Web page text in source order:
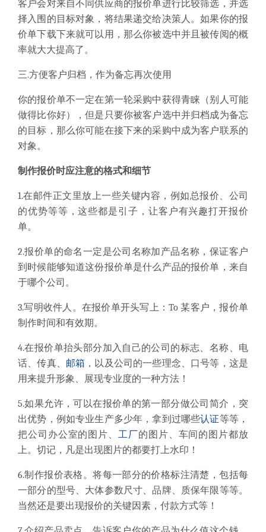
客户会对来自不同供应商的报价单进行比较筛选，并选
择入围的目标对象，将结果递交给决策人。如果你的报
价单下载下来就可以用，那么你被选中并且被传阅的概
率就大大提高了。
三.方便客户归档，作为备忘再次使用
你的报价单不一定在第一轮采购中获得青睐（别人可能
做得比你好），但是只要你被客户选中并归档成为备忘
的目标，那么你可能在接下来的采购中成为客户联系的
对象。
制作报价时应注意的格式和细节
1.在邮件正文里放上一些关键内容，例如总报价、公司
的优势等等，这些都是引子，让客户有兴趣打开报价
单。
2.报价单的命名一定是公司名称加产品名称，保证客户
到时候能够知道这份报价单是什么产品的报价单，来自
于哪个公司。
3.写明收件人。在报价单开头写上：To 某客户，报价单
制作时间和有效期。
4.在报价单抬头部分加入自己的公司的标志、名称、电
话、传真、 邮箱 ，以及公司的一些理念、口号等，这是
用来提升形象、展现专业度的一种方法！
5.如果允许，可以在报价单的第一部分做公司简介，突
出优势，例如专业生产多少年，拿到过哪些认证等等，
把公司办公室的图片、工厂的图片、车间的图片都放
上。切记，凡是出现图片的都要打上水印！
6.制作报价表格。将每一部分的价格标注清楚，包括每
一部分的型号、大体参数尺寸、品牌、质保年限等等。
当然还是要出现报价的关键因素，付款方式等！